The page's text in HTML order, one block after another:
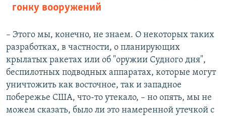
гонку вооружений
– Этого мы, конечно, не знаем. О некоторых таких
разработках, в частности, о планирующих
крылатых ракетах или об "оружии Судного дня",
беспилотных подводных аппаратах, которые могут
уничтожить как восточное, так и западное
побережье США, что-то утекало, – но опять, мы не
можем сказать, было ли это намеренной утечкой с